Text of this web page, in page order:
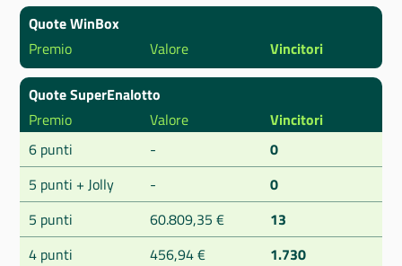
Quote WinBox
Premio
Valore Vincitori
Quote SuperEnalotto
Premio
Valore
Vincitori
6 punti
-
0
5 punti + Jolly
-
0
5 punti
60.809,35 €
13
4 punti
456,94 €
1.730